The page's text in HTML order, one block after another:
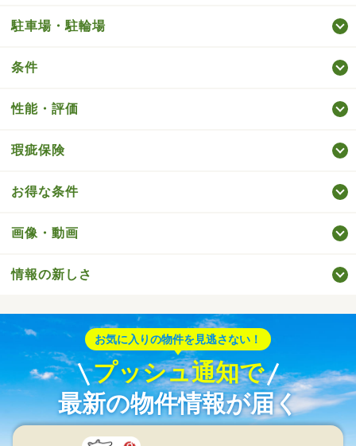
駐車場・駐輪場
条件
性能・評価
瑕疵保険
お得な条件
画像・動画
情報の新しさ
お気に入りの物件を見逃さない！
プッシュ通知で
最新の物件情報が届く